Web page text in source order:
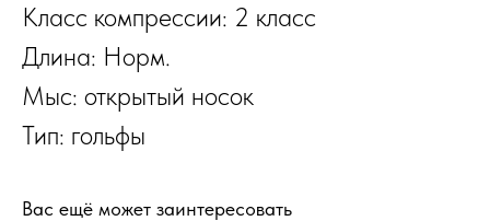
Класс компрессии: 2 класс
Длина: Норм.
Мыс: открытый носок
Тип: гольфы
Вас ещё может заинтересовать